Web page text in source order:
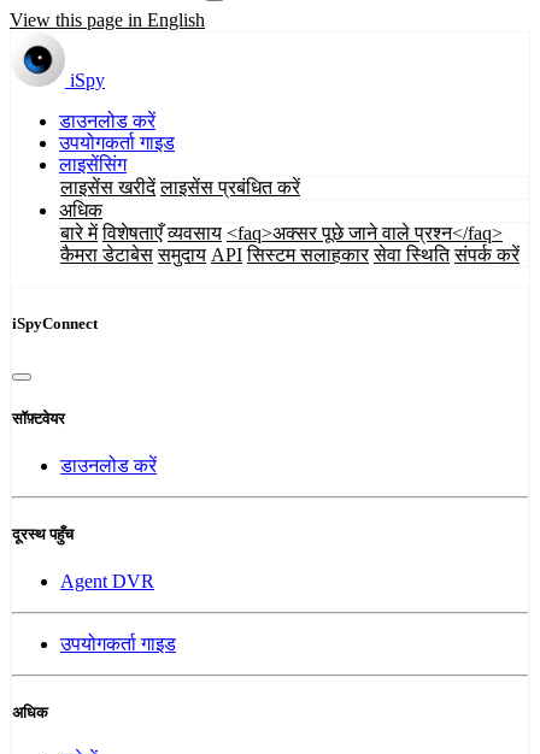
View this page in English
iSpy
डाउनलोड करें
उपयोगकर्ता गाइड
लाइसेंसिंग
लाइसेंस खरीदें लाइसेंस प्रबंधित करें
अधिक
बारे में विशेषताएँ व्यवसाय <faq>अक्सर पूछे जाने वाले प्रश्न</faq>
कैमरा डेटाबेस समुदाय API सिस्टम सलाहकार सेवा स्थिति संपर्क करें
iSpyConnect
सॉफ़्टवेयर
डाउनलोड करें
दूरस्थ पहुँच
Agent DVR
उपयोगकर्ता गाइड
अधिक